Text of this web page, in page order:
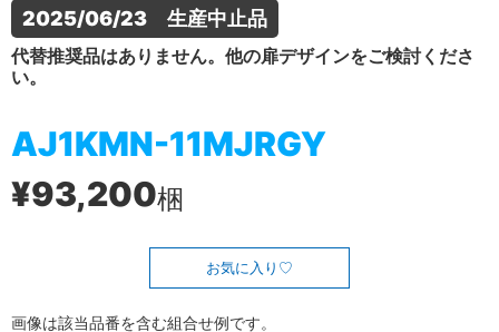
2025/06/23　生産中止品
代替推奨品はありません。他の扉デザインをご検討くださ
い。
AJ1KMN-11MJRGY
¥93,200梱
お気に入り
画像は該当品番を含む組合せ例です。